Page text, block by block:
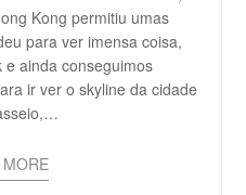
Kong permitiu umas
para ver imensa coisa,
e ainda conseguimos
ir ver o skyline da cidade